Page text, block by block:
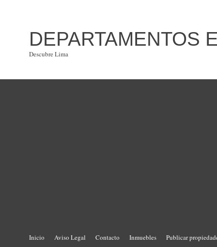
DEPARTAMENTOS
Descubre Lima
Inicio Aviso Legal Contacto Inmuebles Publicar